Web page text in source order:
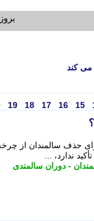
می کند
15
16
17
18
19
حذف سالمندان از
ندارد، ...
- دوران سالمندی